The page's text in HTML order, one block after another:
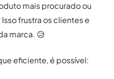
mais procurado ou
frustra os clientes e
marca. 😥
eficiente, é possível: